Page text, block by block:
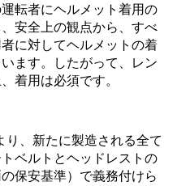
転者にヘルメット着用の
安全上の観点から、すべ
に対してヘルメットの着
ます。したがって、レン
着用は必須です。
り、新たに製造される全て
ベルトとヘッドレストの
保安基準）で義務付けら